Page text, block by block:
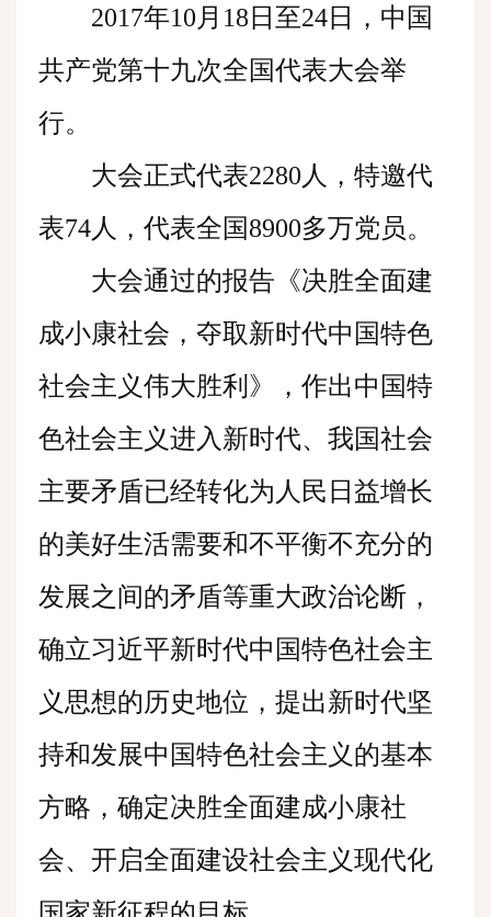
2017年10月18日至24日，中国
共产党第十九次全国代表大会举
行。
大会正式代表2280人，特邀代
表74人，代表全国8900多万党员。
大会通过的报告《决胜全面建
成小康社会，夺取新时代中国特色
社会主义伟大胜利》，作出中国特
色社会主义进入新时代、我国社会
主要矛盾已经转化为人民日益增长
的美好生活需要和不平衡不充分的
发展之间的矛盾等重大政治论断，
确立习近平新时代中国特色社会主
义思想的历史地位，提出新时代坚
持和发展中国特色社会主义的基本
方略，确定决胜全面建成小康社
会、开启全面建设社会主义现代化